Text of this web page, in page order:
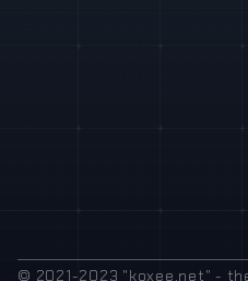
© 2021-2023 "koxee.net" -